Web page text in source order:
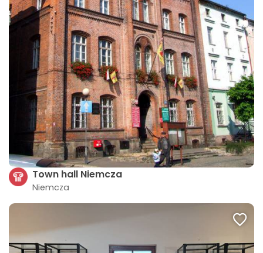
Town hall Niemcza
Niemcza